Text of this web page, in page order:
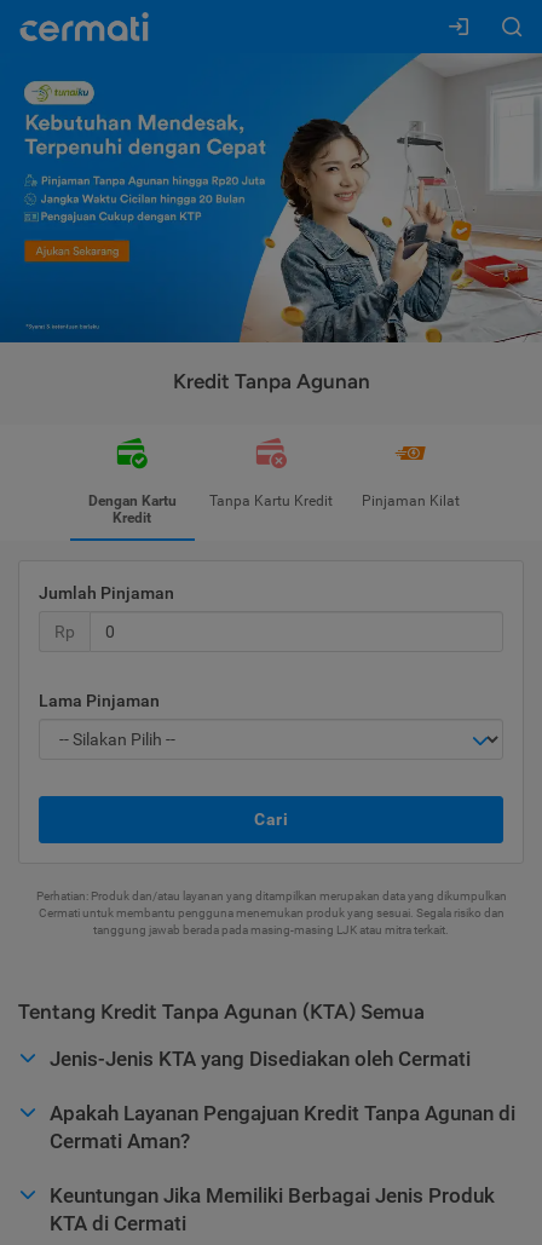
Kredit Tanpa Agunan
Dengan Kartu
Kredit
Tanpa Kartu Kredit Pinjaman Kilat
Jumlah Pinjaman
Rp
Lama Pinjaman
Cari
Perhatian: Produk dan/atau layanan yang ditampilkan merupakan data yang dikumpulkan
Cermati untuk membantu pengguna menemukan produk yang sesuai. Segala risiko dan
tanggung jawab berada pada masing-masing LJK atau mitra terkait.
Tentang Kredit Tanpa Agunan (KTA) Semua
Jenis-Jenis KTA yang Disediakan oleh Cermati
Apakah Layanan Pengajuan Kredit Tanpa Agunan di
Cermati Aman?
Keuntungan Jika Memiliki Berbagai Jenis Produk
KTA di Cermati